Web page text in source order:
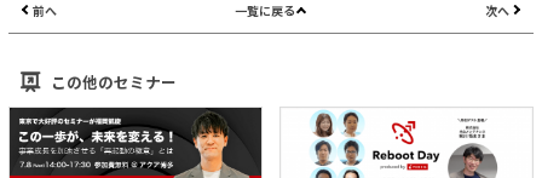
前へ 一覧に戻る 次へ
この他のセミナー